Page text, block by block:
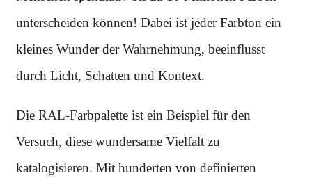
unterscheiden können! Dabei ist jeder Farbton ein
kleines Wunder der Wahrnehmung, beeinflusst
durch Licht, Schatten und Kontext.
Die RAL-Farbpalette ist ein Beispiel für den
Versuch, diese wundersame Vielfalt zu
katalogisieren. Mit hunderten von definierten